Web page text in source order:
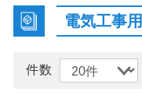
電気工事
件数